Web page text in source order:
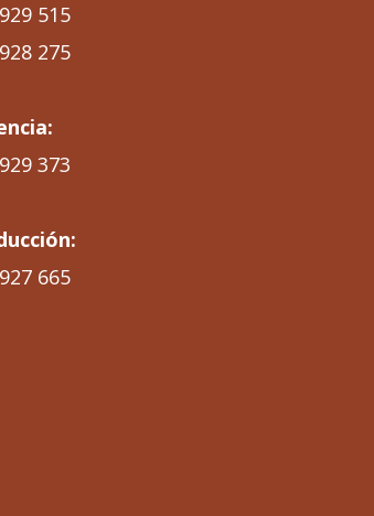
515
275
373
665